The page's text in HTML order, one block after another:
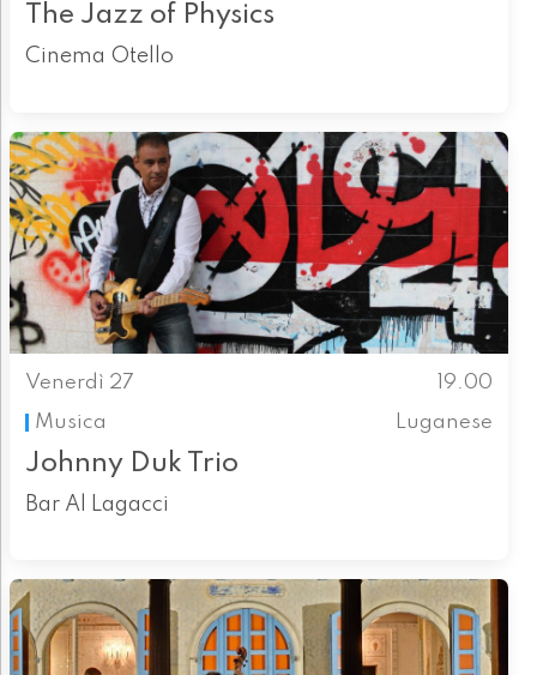
The Jazz of Physics
Cinema Otello
Venerdì 27
19.00
Musica
Luganese
Johnny Duk Trio
Bar Al Lagacci